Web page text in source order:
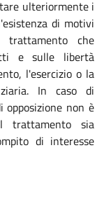
ulteriormente i
di motivi
trattamento che
e sulle libertà
l'esercizio o la
In caso di
non è
trattamento sia
di interesse